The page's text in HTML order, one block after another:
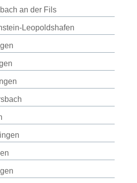
an der Fils
Leopoldshafen